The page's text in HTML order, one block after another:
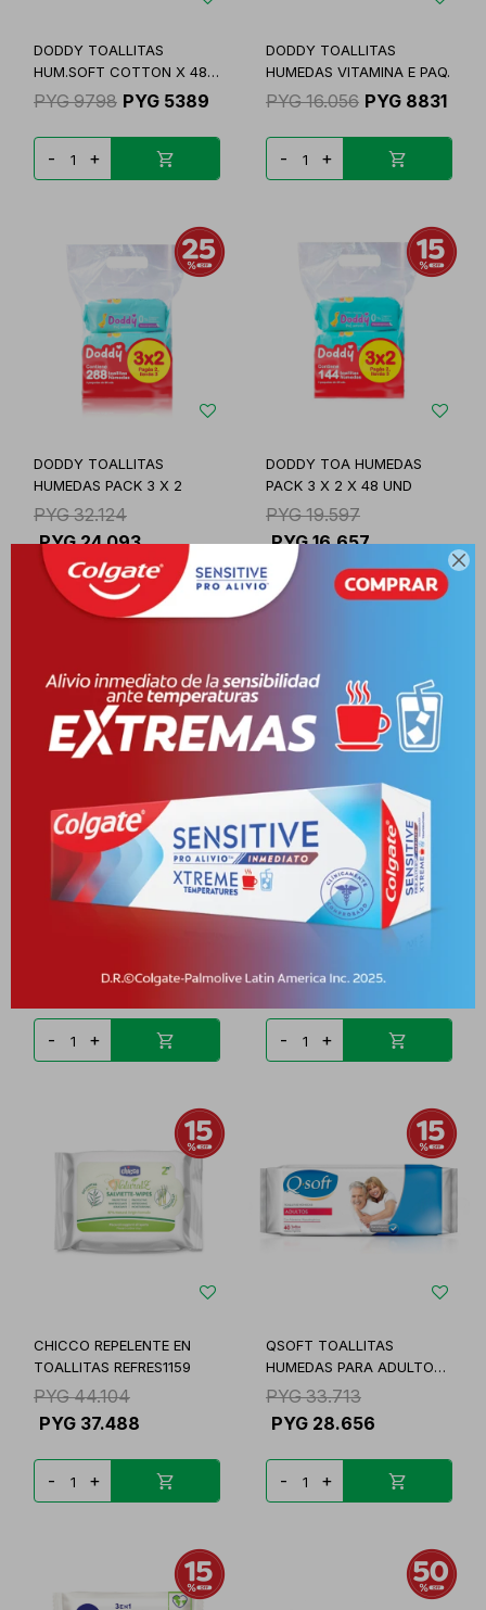

DODDY TOALLITAS
HUM.SOFT COTTON X 48
UN
PYG 9798 PYG 5389
- +
DODDY TOALLITAS
HUMEDAS VITAMINA E PAQ.
PYG 16.056 PYG 8831
- +
DODDY TOALLITAS
HUMEDAS PACK 3 X 2
PYG 32.124
PYG 24.093
+
DODDY TOA HUMEDAS
PACK 3 X 2 X 48 UND
PYG 19.597
PYG 16.657
-
DR SELBY TOALLITAS
13.781
- +
NIVEA FACIAL ROSE
TOALLITAS DE LIMPIEZA
PYG 22.801
- +
CHICCO REPELENTE EN
TOALLITAS REFRES1159
PYG 44.104
PYG 37.488
- +
QSOFT TOALLITAS
HUMEDAS PARA ADULTOS
UNI
PYG 33.713
PYG 28.656
- +